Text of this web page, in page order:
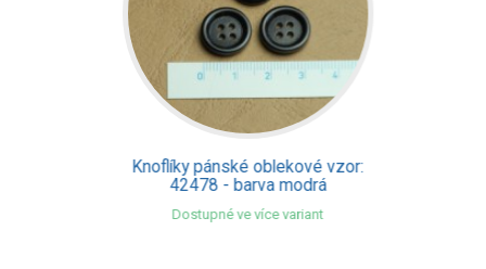
Knoflíky pánské oblekové vzor:
42478 - barva modrá
Dostupné ve více variant